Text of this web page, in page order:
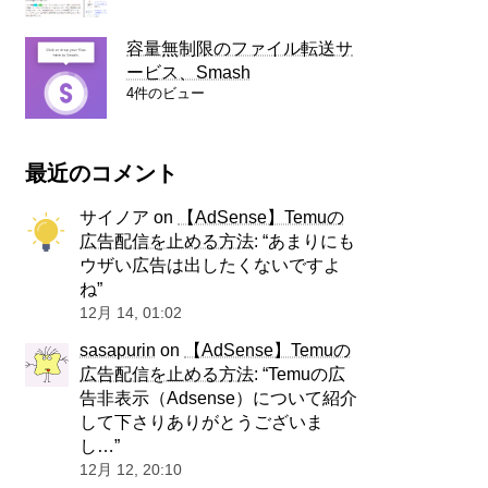
容量無制限のファイル転送サ
ービス、Smash
4件のビュー
最近のコメント
サイノア on
【AdSense】Temuの
広告配信を止める方法: “あまりにも
ウザい広告は出したくないですよ
ね”
12月 14, 01:02
sasapurin on
【AdSense】Temuの
広告配信を止める方法: “Temuの広
告非表示（Adsense）について紹介
して下さりありがとうございま
し…”
12月 12, 20:10